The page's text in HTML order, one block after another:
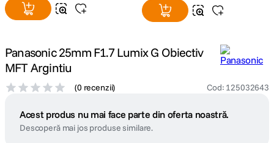
Panasonic 25mm F1.7 Lumix G Obiectiv
MFT Argintiu
(0 recenzii) Cod: 125032643
Acest produs nu mai face parte din oferta noastră.
Descoperă mai jos produse similare.